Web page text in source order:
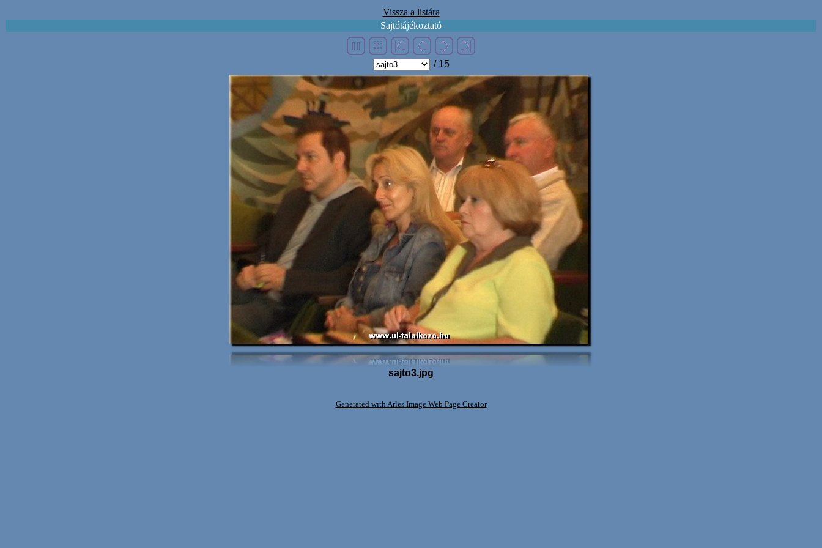
Vissza a listára
Sajtótájékoztató
/ 15
sajto3.jpg
Generated with Arles Image Web Page Creator